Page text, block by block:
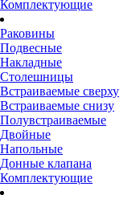
Комплектующие
Раковины
Подвесные
Накладные
Столешницы
Встраиваемые сверху
Встраиваемые снизу
Полувстраиваемые
Двойные
Напольные
Донные клапана
Комплектующие